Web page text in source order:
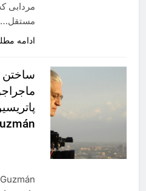
مردابی
مستقل…
ادامه
ساختن